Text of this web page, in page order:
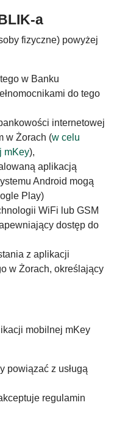
a
fizyczne) powyżej
w Banku
do tego
internetowej
w Żorach (w celu
mKey),
aplikacją
Android mogą
Play)
WiFi lub GSM
dostęp do
z aplikacji
w Żorach, określający
mobilnej mKey
powiązać z usługą
regulamin